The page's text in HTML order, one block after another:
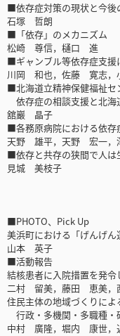
■依存症対策の現状と今後
石塚 哲朗
■「依存」のメカニズム
松崎 尊信，樋口 進
■ギャンブル等依存症支援
川岡 和也，佐藤 寛志
■北海道立精神保健福祉セ
依存症の相談支援と北海
舘巖 晶子
■各務原病院における依存
天野 雄平，天野 宏一
■依存と共存の狭間で人は
見城 美枝子
■PHOTO、Pick Up
美浜町における「げんげ
山本 英子
■活動報告
結核患者に入院措置を発令
二村 留美，藤田 恵美
住民主体の地域づくりに
行政・多機関・多職種・
中村 廣隆，堀内 康世